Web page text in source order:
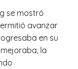
se mostró
avanzar
en su
la